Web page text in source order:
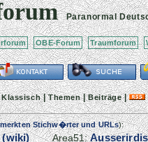
Paranormal
OBE-Forum Traumforum
Klassisch|Themen|Beiträge|
Stichw�rter und URLs):
(wiki) Area51: